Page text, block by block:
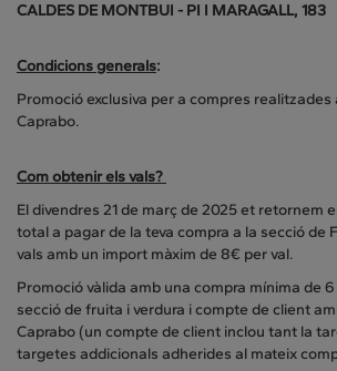
CALDES DE MONTBUI - PI I MARAGALL, 183
Condicions generals:
Promoció exclusiva per a compres
Caprabo.
Com obtenir els vals?
El divendres 21 de març de 2025 et retornem
total a pagar de la teva compra a la secció de
vals amb un import màxim de 8€ per val.
Promoció vàlida amb una compra mínima de
secció de fruita i verdura i compte de client
Caprabo (un compte de client inclou tant la
targetes addicionals adherides al mateix